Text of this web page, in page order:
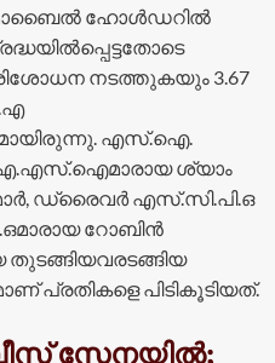
മൊബൈൽ ഹോൾഡറിൽ
നടത്തുകയും 3.67
എസ്.ഐ.
ശ്യാം
ഡ്രൈവർ എസ്.സി.പി.ഒ
റോബിൻ
പ്രതികളെ പിടികൂടിയത്.